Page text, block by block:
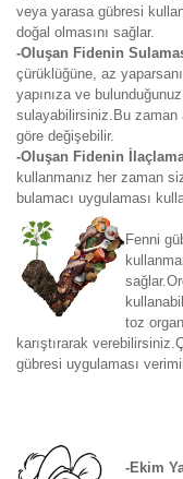
veya yarasa gübresi
doğal olmasını sağlar.
-Oluşan Fidenin
çürüklüğüne, az
yapınıza ve
sulayabilirsiniz.Bu zaman
göre değişebilir.
-Oluşan Fidenin
kullanmanız her zaman
bulamacı uygulaması
Fenni
toz
karıştırarak
gübresi uygulaması
-Ekim